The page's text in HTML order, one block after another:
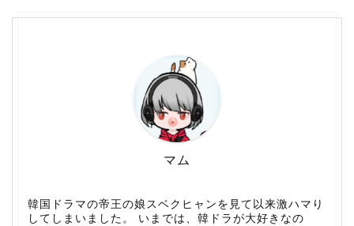
マム
韓国ドラマの帝王の娘スベクヒャンを見て以来激ハマり
してしまいました。 いまでは、韓ドラが大好きなの